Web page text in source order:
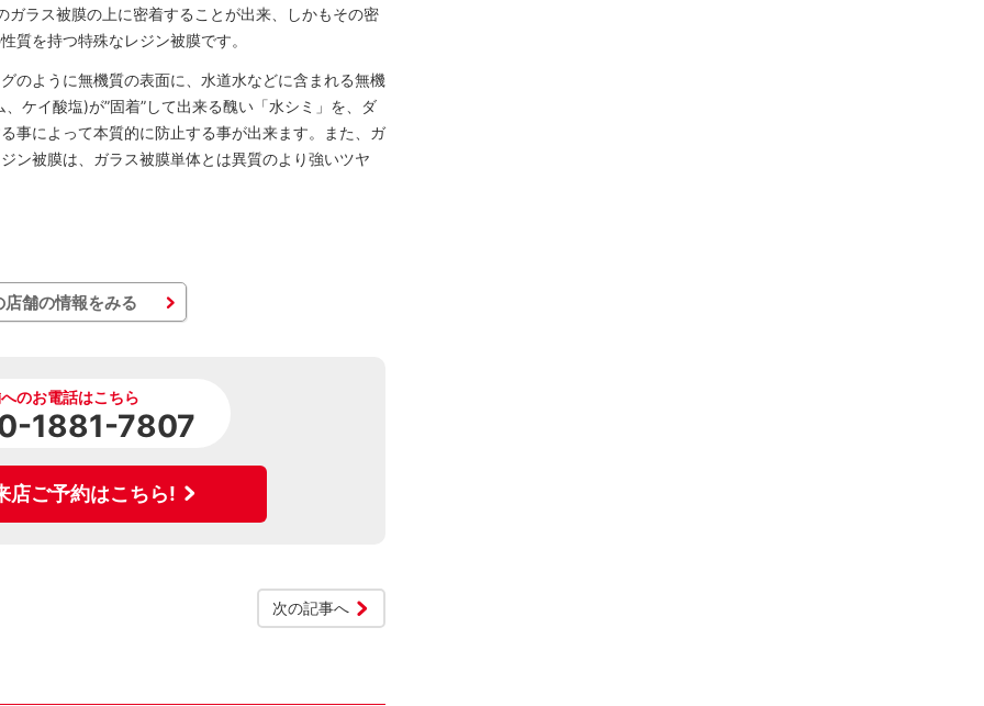
ラス被膜の上に密着することが出来、しかもその密
質を持つ特殊なレジン被膜です。
のように無機質の表面に、水道水などに含まれる無機
ケイ酸塩)が”固着”して出来る醜い「水シミ」を、ダ
事によって本質的に防止する事が出来ます。また、ガ
ン被膜は、ガラス被膜単体とは異質のより強いツヤ
店舗の情報をみる
のお電話はこちら
1881-7807
店ご予約はこちら!
次の記事へ